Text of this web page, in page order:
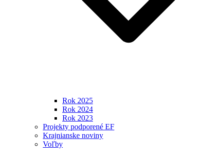
Rok 2025
Rok 2024
Rok 2023
Projekty podporené EF
Krajnianske noviny
Voľby